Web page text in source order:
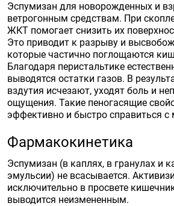
Эспумизан для новорожденных и
ветрогонным средствам. При
ЖКТ помогает снизить их
Это приводит к разрыву и
которые частично поглощаются
Благодаря перистальтике
выводятся остатки газов. В
вздутия исчезают, уходят боль и
ощущения. Такие пеногасящие
эффективно и быстро справиться с
Фармакокинетика
Эспумизан (в каплях, в гранулах и
эмульсии) не всасывается.
исключительно в просвете
выводится неизмененным.